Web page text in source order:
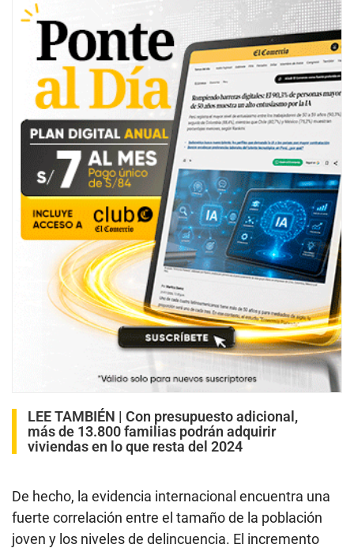
LEE TAMBIÉN | Con presupuesto adicional,
más de 13.800 familias podrán adquirir
viviendas en lo que resta del 2024
De hecho, la evidencia internacional encuentra una
fuerte correlación entre el tamaño de la población
joven y los niveles de delincuencia. El incremento